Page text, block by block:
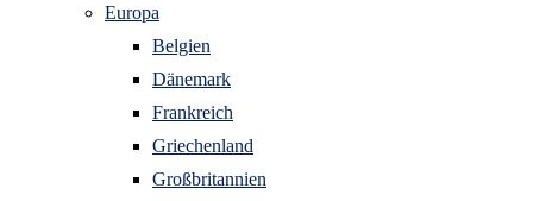
Europa
Belgien
Dänemark
Frankreich
Griechenland
Großbritannien